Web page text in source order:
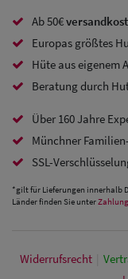
Sale: Army
Caps
Sale:
Trucker
Caps
Sale: Caps
mit
Ab 50€
Europas größtes
Hüte aus eigenem
Beratung durch
Über 160 Jahre
Münchner
SSL-
*gilt für Lieferungen innerhalb
Länder finden Sie unter
Widerrufs­recht